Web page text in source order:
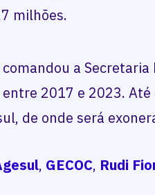
milhões.
a
entre 2017 e 2023.
de onde será
, GECOC, Rudi